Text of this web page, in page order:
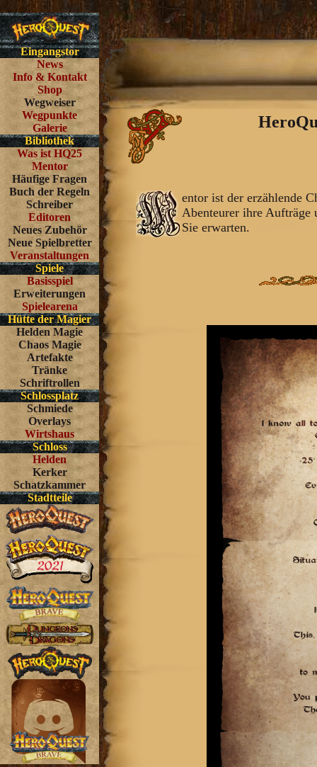
Eingangstor
News
Info & Kontakt
Shop
Wegweiser
Wegpunkte
Galerie
Bibliothek
Was ist HQ25
Mentor
Häufige Fragen
Buch der Regeln
Schreiber
Editoren
Neues Zubehör
Neue Spielbretter
Veranstaltungen
Spiele
Basisspiel
Erweiterungen
Spielearena
Hütte der Magier
Helden Magie
Chaos Magie
Artefakte
Tränke
Schriftrollen
Schlossplatz
Schmiede
Overlays
Wirtshaus
Schloss
Helden
Kerker
Schatzkammer
Stadtteile
entor ist der erzählende
Abenteurer ihre Aufträge
Sie erwarten.